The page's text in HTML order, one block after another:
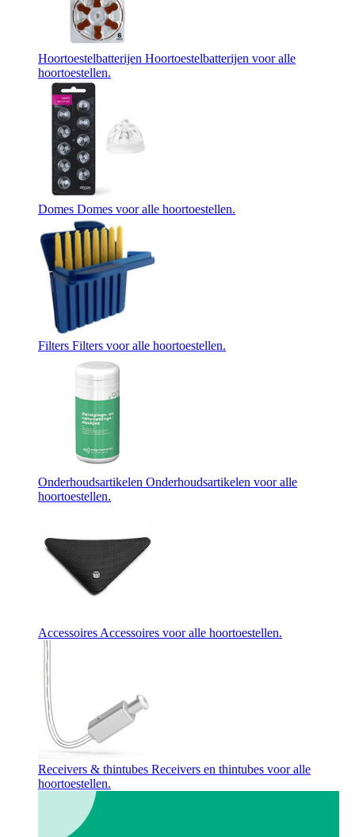
Hoortoestelbatterijen Hoortoestelbatterijen voor alle
hoortoestellen.
Domes Domes voor alle hoortoestellen.
Filters Filters voor alle hoortoestellen.
Onderhoudsartikelen Onderhoudsartikelen voor alle
hoortoestellen.
Accessoires Accessoires voor alle hoortoestellen.
Receivers & thintubes Receivers en thintubes voor alle
hoortoestellen.